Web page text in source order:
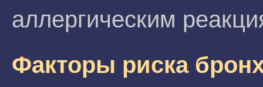
аллергическим
Факторы риска